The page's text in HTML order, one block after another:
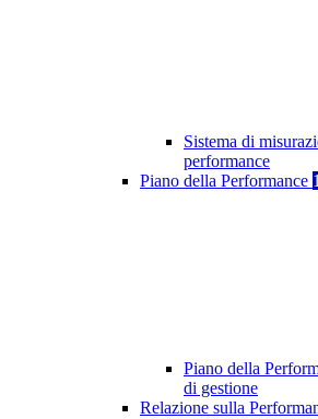
Sistema di
performance
Piano della Performance 1
Piano della
di gestione
Relazione sulla